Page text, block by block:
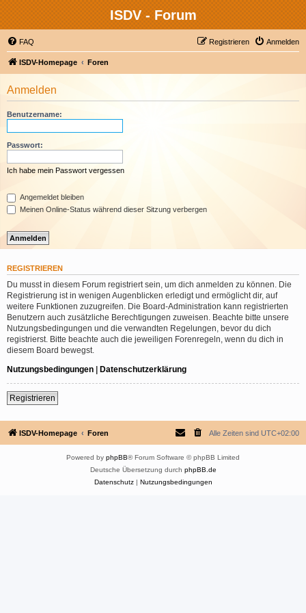
ISDV - Forum
FAQ Anmelden
Registrieren
ISDV-Homepage Foren
Anmelden
Benutzername:
Passwort:
Ich habe mein Passwort vergessen
Angemeldet bleiben
Meinen Online-Status während dieser Sitzung verbergen
REGISTRIEREN
Du musst in diesem Forum registriert sein, um dich anmelden zu können. Die
Registrierung ist in wenigen Augenblicken erledigt und ermöglicht dir, auf
weitere Funktionen zuzugreifen. Die Board-Administration kann registrierten
Benutzern auch zusätzliche Berechtigungen zuweisen. Beachte bitte unsere
Nutzungsbedingungen und die verwandten Regelungen, bevor du dich
registrierst. Bitte beachte auch die jeweiligen Forenregeln, wenn du dich in
diesem Board bewegst.
Nutzungsbedingungen | Datenschutzerklärung
Registrieren
ISDV-Homepage Foren Alle Zeiten sind UTC+02:00
Powered by phpBB® Forum Software © phpBB Limited
Deutsche Übersetzung durch phpBB.de
Datenschutz| Nutzungsbedingungen